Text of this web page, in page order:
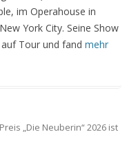
im Operahouse in
York City. Seine Show
Tour und fand mehr
„Die Neuberin“ 2026 ist